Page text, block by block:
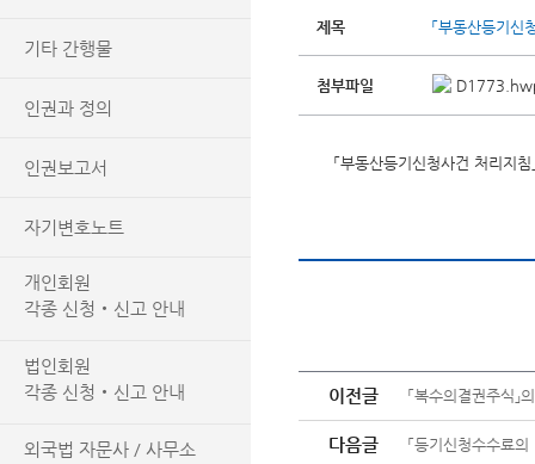
기타 간행물
인권과 정의
인권보고서
자기변호노트
개인회원
각종 신청‧신고 안내
법인회원
각종 신청‧신고 안내
외국법 자문사 / 사무소
제목 「부동산등기신
첨부파일
「부동산등기신청사건 처리지침
이전글 「복수의결권주식」
다음글 「등기신청수수료